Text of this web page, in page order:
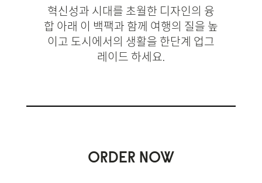
혁신성과 시대를 초월한 디자인의 융
합 아래 이 백팩과 함께 여행의 질을 높
이고 도시에서의 생활을 한단계 업그
레이드 하세요.
ORDER NOW